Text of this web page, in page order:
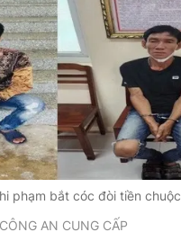
phạm bắt cóc đòi tiền chuộc
CÔNG AN CUNG CẤP